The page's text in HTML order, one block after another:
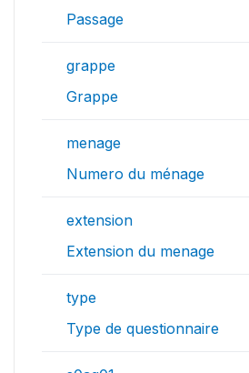
Passage
grappe
Grappe
menage
Numero du ménage
extension
Extension du menage
type
Type de questionnaire